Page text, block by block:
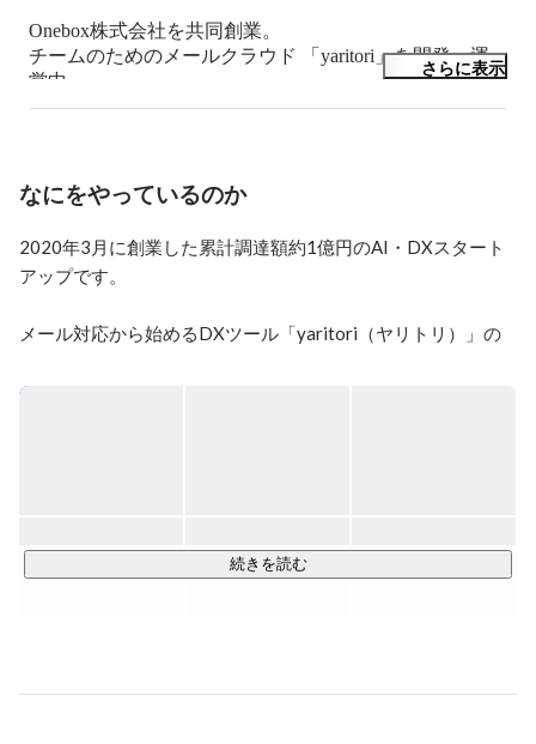
Onebox株式会社を共同創業。
チームのためのメールクラウド 「yaritori」を開発・運
営中。
さらに表示
なにをやっているのか
2020年3月に創業した累計調達額約1億円のAI・DXスタート
アップです。
メール対応から始めるDXツール「yaritori（ヤリトリ）」の
比較メディアの運営や、AI・DXを支援するサポート事業へと
続きを読む